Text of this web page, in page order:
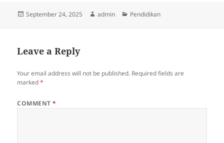
Posted
September 24, 2025 Author
admin Categories
Pendidikan
Leave a Reply
Your email address will not be published. Required fields are
marked*
COMMENT*